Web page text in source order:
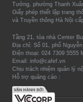
Tưởng, phường Thanh
Giấy phép thiết lập trang
và Truyền thông Hà Nội
Tầng 21, tòa nhà Center
Địa chỉ: Số 01, phố
Điện thoại: 024 7309 5555
Email: info@cafef.vn
Chịu trách nhiệm quản lý
Hỗ trợ quảng cáo :